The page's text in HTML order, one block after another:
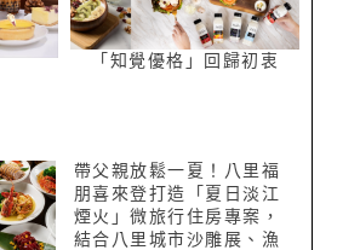
「知覺優格」回歸初衷
帶父親放鬆一夏！八里福
朋喜來登打造「夏日淡江
煙火」微旅行住房專案，
結合八里城市沙雕展、漁